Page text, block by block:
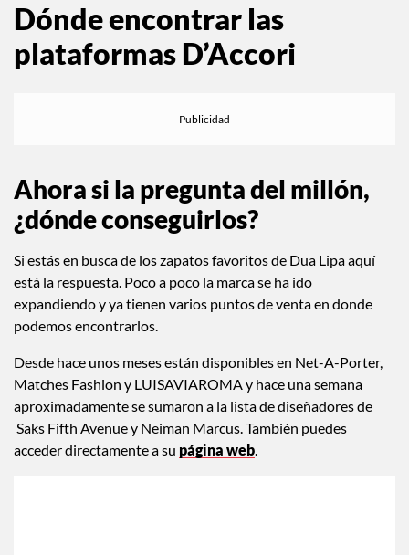
Dónde encontrar las
plataformas D’Accori
Ahora si la pregunta del millón,
¿dónde conseguirlos?
Si estás en busca de los zapatos favoritos de Dua Lipa aquí
está la respuesta. Poco a poco la marca se ha ido
expandiendo y ya tienen varios puntos de venta en donde
podemos encontrarlos.
Desde hace unos meses están disponibles en Net-A-Porter,
Matches Fashion y LUISAVIAROMA y hace una semana
aproximadamente se sumaron a la lista de diseñadores de
Saks Fifth Avenue y Neiman Marcus. También puedes
acceder directamente a su página web.